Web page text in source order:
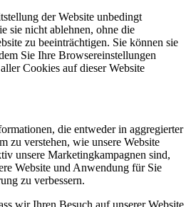
der Website unbedingt
sie nicht ablehnen, ohne die
zu beeinträchtigen. Sie können sie
Sie Ihre Browsereinstellungen
Cookies auf dieser Website
die entweder in aggregierter
zu verstehen, wie unsere Website
unsere Marketingkampagnen sind,
Website und Anwendung für Sie
zu verbessern.